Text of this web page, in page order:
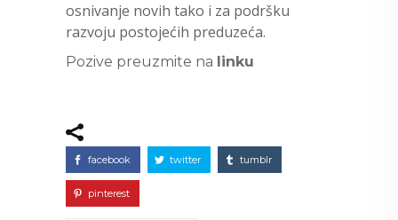
osnivanje novih tako i za podršku
razvoju postojećih preduzeća.
Pozive preuzmite na linku
facebook twitter tumblr
pinterest